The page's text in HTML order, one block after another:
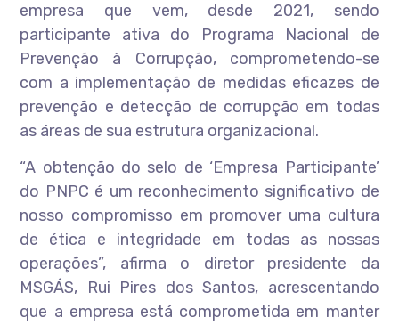
empresa que vem, desde 2021, sendo
participante ativa do Programa Nacional de
Prevenção à Corrupção, comprometendo-se
com a implementação de medidas eficazes de
prevenção e detecção de corrupção em todas
as áreas de sua estrutura organizacional.
“A obtenção do selo de ‘Empresa Participante’
do PNPC é um reconhecimento significativo de
nosso compromisso em promover uma cultura
de ética e integridade em todas as nossas
operações”, afirma o diretor presidente da
MSGÁS, Rui Pires dos Santos, acrescentando
que a empresa está comprometida em manter